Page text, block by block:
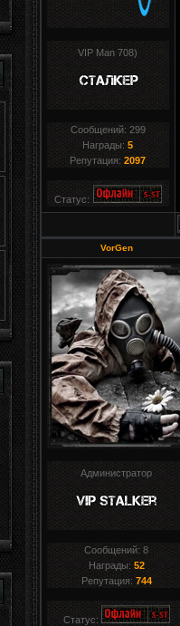
VIP Man 708)
Сообщений: 299
Награды:5
Репутация:2097
Статус:
VorGen
Администратор
Сообщений:8
Награды: 52
Репутация: 744
Статус: